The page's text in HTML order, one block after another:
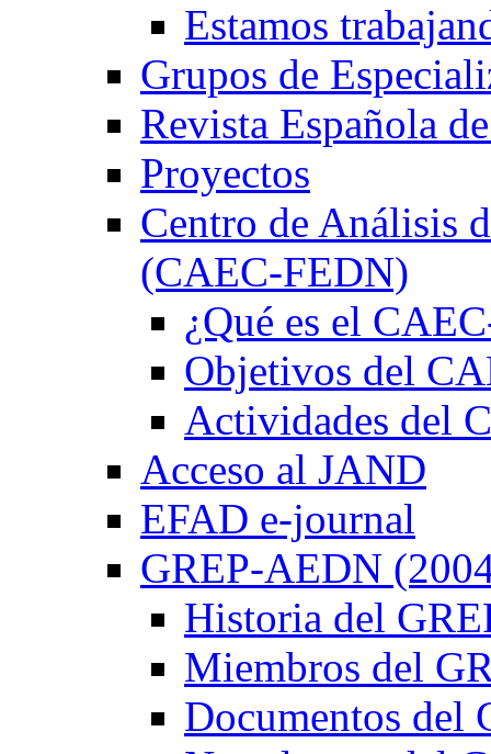
Estamos
Grupos de
Revista Española
Proyectos
Centro de Análisis
(CAEC-FEDN)
¿Qué es el
Objetivos del
Actividades del
Acceso al JAND
EFAD e-journal
GREP-AEDN
Historia del
Miembros del
Documentos del